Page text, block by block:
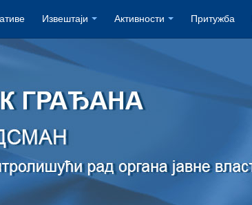
Извештаји Активности Притужба